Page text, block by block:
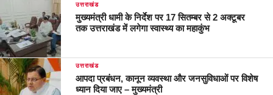
उत्तराखंड
मुख्यमंत्री धामी के निर्देश पर 17 सितम्बर से 2 अक्टूबर
तक उत्तराखंड में लगेगा स्वास्थ्य का महाकुंभ
उत्तराखंड
आपदा प्रबंधन, कानून व्यवस्था और जनसुविधाओं पर विशेष
ध्यान दिया जाए – मुख्यमंत्री